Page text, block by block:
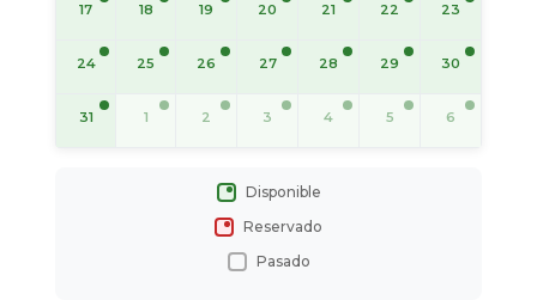
17 18 19 20 21 22 23
24 25 26 27 28 29 30
31 1 2 3 4 5 6
Disponible
Reservado
Pasado